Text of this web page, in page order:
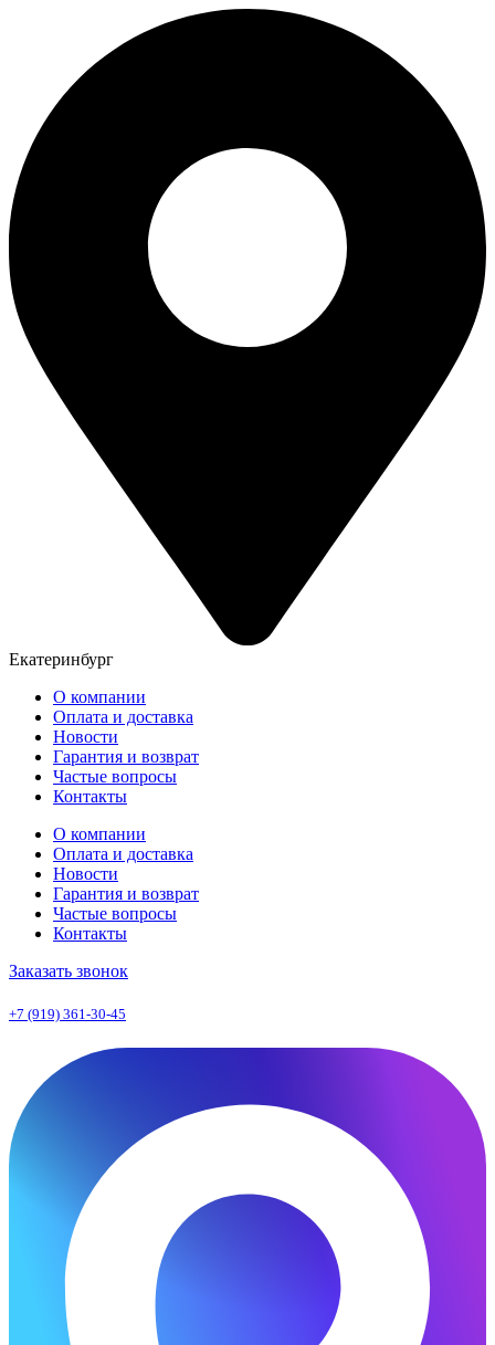
содержимому
Екатеринбург
О компании
Оплата и доставка
Новости
Гарантия и возврат
Частые вопросы
Контакты
О компании
Оплата и доставка
Новости
Гарантия и возврат
Частые вопросы
Контакты
Заказать звонок
+7 (919) 361-30-45